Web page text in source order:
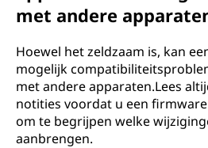
met andere
Hoewel het zeldzaam is, kan
mogelijk
met andere apparaten.Lees
notities voordat u een
om te begrijpen welke
aanbrengen.